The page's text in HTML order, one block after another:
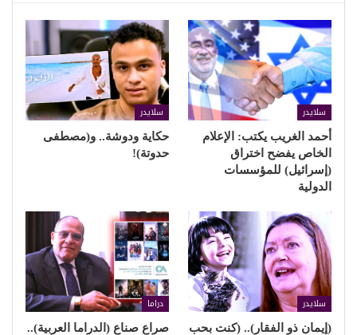
سلايدر
أحمد الغريب يكتب: الإعلام
الخاص يفضح اختراق
(إسرائيل) للمؤسسات
الدولية
سلايدر
حكاية ودوشة.. و(مصطفى
حدوتة)!
سلايدر
(إيمان ذو الفقار).. (كنت بحب
دراما
صراع صناع (الدراما العربية)..